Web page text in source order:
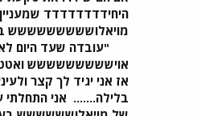
היחידדדדדדדד
מויאלוששששששששש
"עובדה שעד היום
אויששששששששש
אז אני יגיד לך קצר
בלילה....... אני התחלתי